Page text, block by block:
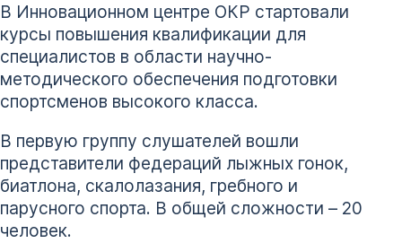
В Инновационном центре ОКР стартовали
курсы повышения квалификации для
специалистов в области научно-
методического обеспечения подготовки
спортсменов высокого класса.
В первую группу слушателей вошли
представители федераций лыжных гонок,
биатлона, скалолазания, гребного и
парусного спорта. В общей сложности – 20
человек.